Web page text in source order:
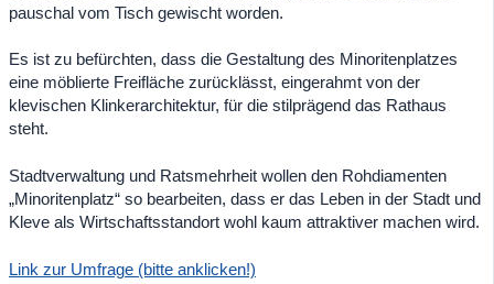
pauschal vom Tisch gewischt worden.
Es ist zu befürchten, dass die Gestaltung des Minoritenplatzes
eine möblierte Freifläche zurücklässt, eingerahmt von der
klevischen Klinkerarchitektur, für die stilprägend das Rathaus
steht.
Stadtverwaltung und Ratsmehrheit wollen den Rohdiamenten
„Minoritenplatz“ so bearbeiten, dass er das Leben in der Stadt und
Kleve als Wirtschaftsstandort wohl kaum attraktiver machen wird.
Link zur Umfrage (bitte anklicken!)